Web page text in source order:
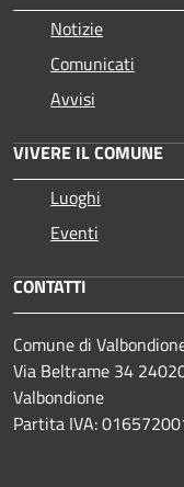
Notizie
Comunicati
Avvisi
VIVERE IL COMUNE
Luoghi
Eventi
CONTATTI
Comune di
Via Beltrame 34
Valbondione
Partita IVA: